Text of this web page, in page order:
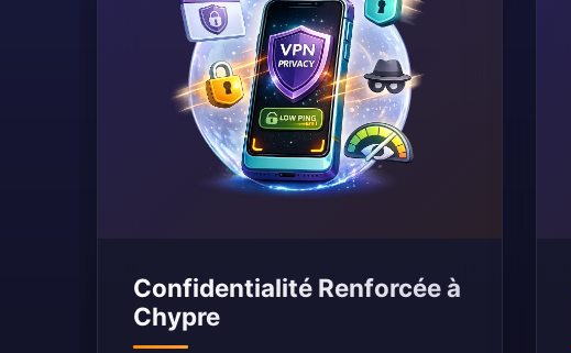
Confidentialité Renforcée à
Chypre